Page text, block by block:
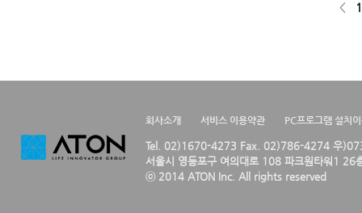
< 1
회사소개 서비스 이용약관 PC프로그램 설치
Tel. 02)1670-4273 Fax. 02)786-4274 우
서울시 영등포구 여의대로 108 파크원타워1 26
ⓒ 2014 ATON Inc. All rights reserved